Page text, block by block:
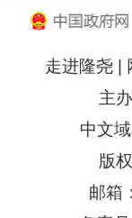
走进隆尧|
主
中文
版
邮箱